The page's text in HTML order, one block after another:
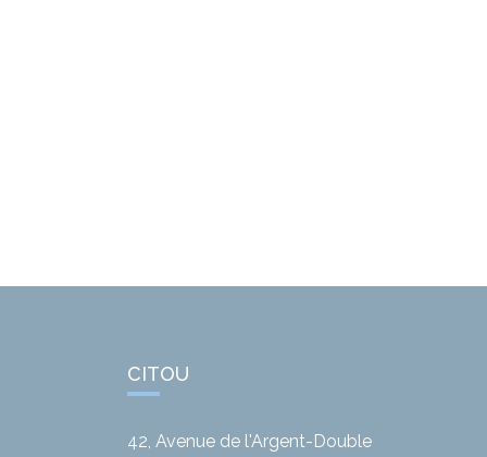
CITOU
42, Avenue de l'Argent-Double